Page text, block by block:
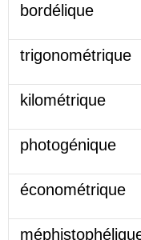
bordélique
trigonométrique
kilométrique
photogénique
économétrique